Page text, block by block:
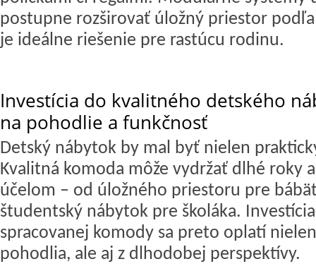
postupne rozširovať úložný priestor
je ideálne riešenie pre rastúcu rodinu.
Investícia do kvalitného detského
na pohodlie a funkčnosť
Detský nábytok by mal byť nielen
Kvalitná komoda môže vydržať dlhé roky
účelom – od úložného priestoru pre
študentský nábytok pre školáka.
spracovanej komody sa preto oplatí
pohodlia, ale aj z dlhodobej perspektívy.